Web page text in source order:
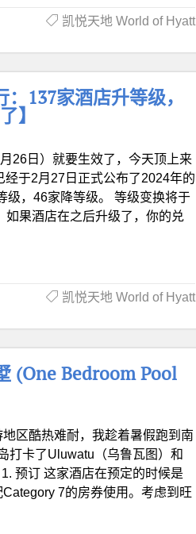
凯悦天地 World of Hyatt
137家酒店升等级，
】
26日）就要生效了，今天顶上来
于2月27日正式公布了2024年的
级，46家降等级。 等级变换将于
如果酒店在之后升级了，你的兑
凯悦天地 World of Hyatt
(One Bedroom Pool
区酷热难耐，我趁着暑假跑到南
打卡了Uluwatu（乌鲁瓦图）和
预订 这家酒店在预定的时候是
7的房券使用。考虑到旺